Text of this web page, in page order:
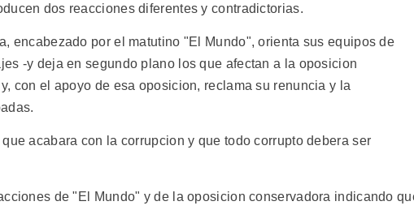
dos reacciones diferentes y contradictorias.
encabezado por el matutino "El Mundo", orienta sus equipos de
-y deja en segundo plano los que afectan a la oposicion
con el apoyo de esa oposicion, reclama su renuncia y la
acabara con la corrupcion y que todo corrupto debera ser
de "El Mundo" y de la oposicion conservadora indicando